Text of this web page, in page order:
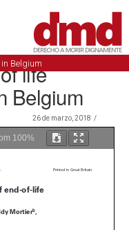
Belgium
life
Belgium
26 de marzo, 2018
100%